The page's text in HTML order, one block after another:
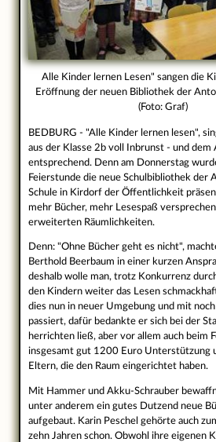
Alle Kinder lernen Lesen" sangen die
Eröffnung der neuen Bibliothek der
(Foto: Graf)
BEDBURG - "Alle Kinder lernen lesen",
aus der Klasse 2b voll Inbrunst - und dem
entsprechend. Denn am Donnerstag
Feierstunde die neue Schulbibliothek der
Schule in Kirdorf der Öffentlichkeit
mehr Bücher, mehr Lesespaß
erweiterten Räumlichkeiten.
Denn: "Ohne Bücher geht es nicht",
Berthold Beerbaum in einer kurzen
deshalb wolle man, trotz Konkurrenz
den Kindern weiter das Lesen
dies nun in neuer Umgebung und mit
passiert, dafür bedankte er sich bei der
herrichten ließ, aber vor allem auch beim
insgesamt gut 1200 Euro Unterstützung
Eltern, die den Raum eingerichtet haben.
Mit Hammer und Akku-Schrauber
unter anderem ein gutes Dutzend neue
aufgebaut. Karin Peschel gehörte auch
zehn Jahren schon. Obwohl ihre eigenen